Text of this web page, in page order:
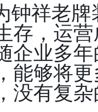
钟祥老
存，运
企业多
能够将
没有复